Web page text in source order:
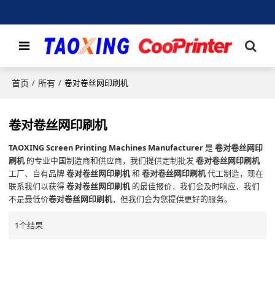
首页 / 所有 / 卷对卷丝网印刷机
卷对卷丝网印刷机
TAOXING Screen Printing Machines Manufacturer是卷对卷丝网印
刷机 的专业中国制造商和供应商，我们提供定制批发卷对卷丝网印刷机
工厂、自有品牌卷对卷丝网印刷机和卷对卷丝网印刷机代工制造，现在
联系我们以获得卷对卷丝网印刷机 的最佳报价，我们会及时响应，我们
不是最低价卷对卷丝网印刷机，但我们会为您提供更好的服务。
1个结果